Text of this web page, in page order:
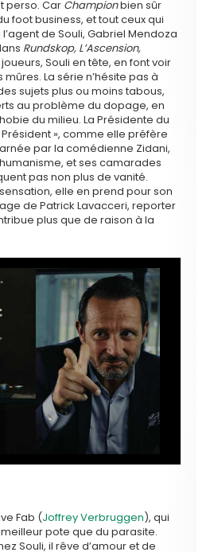
perso. Car Championbien sûr
foot business, et tout ceux qui
de Souli, Gabriel Mendoza
Rundskop, L’Ascension,
Souli en tête, en font voir
La série n’hésite pas à
sujets plus ou moins tabous,
au problème du dopage, en
du milieu. La Présidente du
», comme elle préfère
par la comédienne Zidani,
et ses camarades
pas non plus de vanité.
elle en prend pour son
de Patrick Lavacceri, reporter
plus que de raison à la
Fab (Joffrey Verbruggen), qui
pote que du parasite.
Souli, il rêve d’amour et de